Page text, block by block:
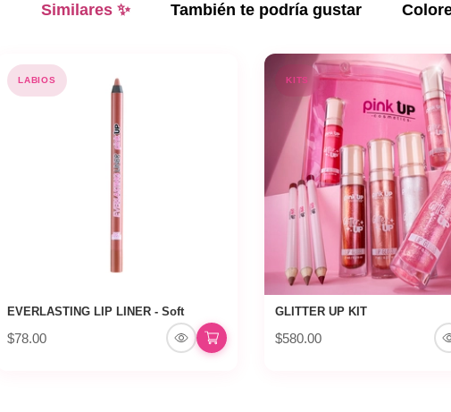
Similares ✨ También te podría gustar
LABIOS
EVERLASTING LIP LINER - Soft
$78.00
KITS
GLITTER UP KIT
$580.00